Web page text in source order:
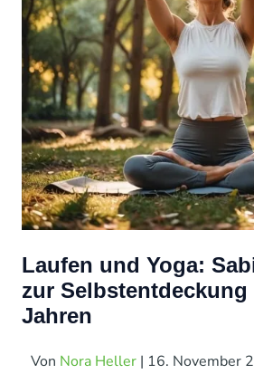
Laufen und Yoga:
zur Selbstentdeckung
Jahren
Von Nora Heller | 16. November